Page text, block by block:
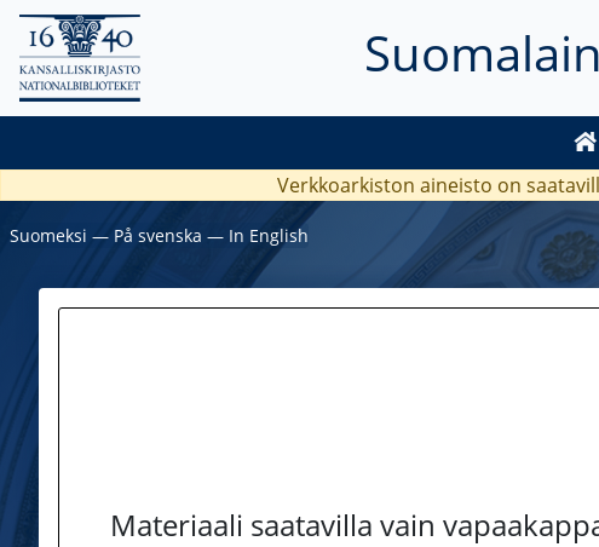
Verkkoarkiston aineisto on
Suomeksi ― På svenska ― In English
Materiaali saatavilla vain